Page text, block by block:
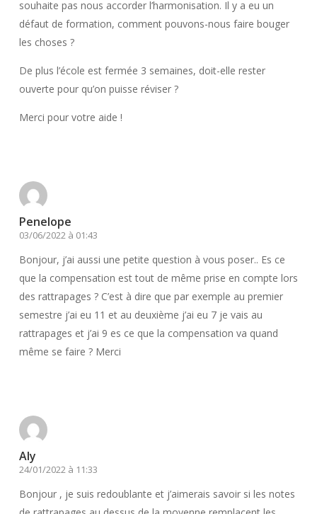
souhaite pas nous accorder l’harmonisation. Il y a eu un
défaut de formation, comment pouvons-nous faire bouger
les choses ?
De plus l’école est fermée 3 semaines, doit-elle rester
ouverte pour qu’on puisse réviser ?
Merci pour votre aide !
Penelope
03/06/2022 à 01:43
Bonjour, j’ai aussi une petite question à vous poser.. Es ce
que la compensation est tout de même prise en compte lors
des rattrapages ? C’est à dire que par exemple au premier
semestre j’ai eu 11 et au deuxième j’ai eu 7 je vais au
rattrapages et j’ai 9 es ce que la compensation va quand
même se faire ? Merci
Aly
24/01/2022 à 11:33
Bonjour , je suis redoublante et j’aimerais savoir si les notes